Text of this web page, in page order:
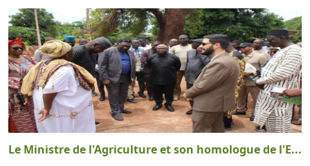
Le Ministre de l'Agriculture et son homologue de l'E...